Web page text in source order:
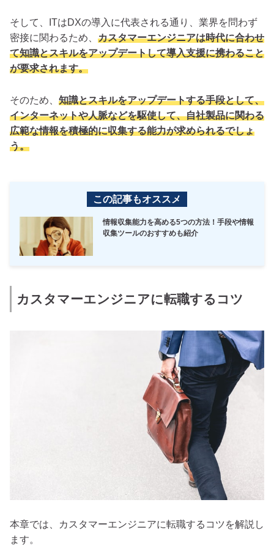
そして、ITはDXの導入に代表される通り、業界を問わず
密接に関わるため、 カスタマーエンジニアは時代に合わせ
て知識とスキルをアップデートして導入支援に携わること
が要求されます。
そのため、 知識とスキルをアップデートする手段として、
インターネットや人脈などを駆使して、自社製品に関わる
広範な情報を積極的に収集する能力が求められるでしょ
う。
この記事もオススメ
情報収集能力を高める5つの方法！手段や情報
収集ツールのおすすめも紹介
カスタマーエンジニアに転職するコツ
本章では、カスタマーエンジニアに転職するコツを解説し
ます。